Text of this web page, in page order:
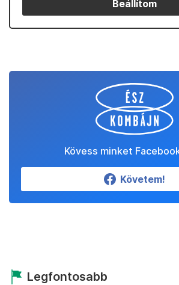
Beállítom
Kövess minket
Követem!
Legfontosabb